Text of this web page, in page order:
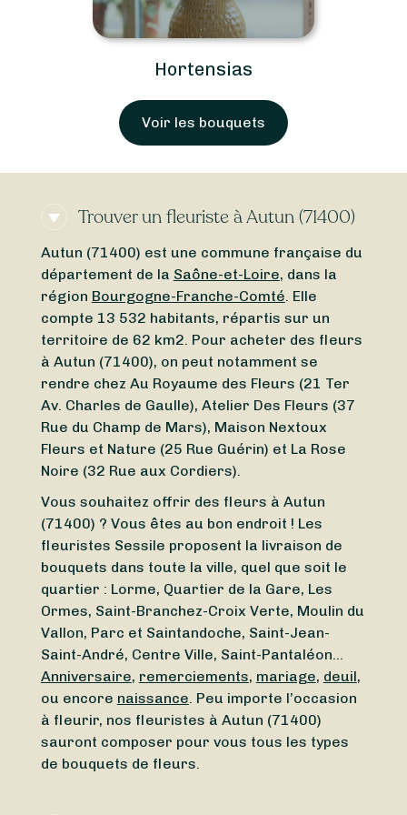
Hortensias
Voir les bouquets
Trouver un fleuriste à Autun (71400)
Autun (71400) est une commune française du
département de la Saône-et-Loire, dans la
région Bourgogne-Franche-Comté. Elle
compte 13 532 habitants, répartis sur un
territoire de 62 km2. Pour acheter des fleurs
à Autun (71400), on peut notamment se
rendre chez Au Royaume des Fleurs (21 Ter
Av. Charles de Gaulle), Atelier Des Fleurs (37
Rue du Champ de Mars), Maison Nextoux
Fleurs et Nature (25 Rue Guérin) et La Rose
Noire (32 Rue aux Cordiers).
Vous souhaitez offrir des fleurs à Autun
(71400) ? Vous êtes au bon endroit ! Les
fleuristes Sessile proposent la livraison de
bouquets dans toute la ville, quel que soit le
quartier : Lorme, Quartier de la Gare, Les
Ormes, Saint-Branchez-Croix Verte, Moulin du
Vallon, Parc et Saintandoche, Saint-Jean-
Saint-André, Centre Ville, Saint-Pantaléon…
Anniversaire, remerciements, mariage, deuil,
ou encore naissance. Peu importe l’occasion
à fleurir, nos fleuristes à Autun (71400)
sauront composer pour vous tous les types
de bouquets de fleurs.